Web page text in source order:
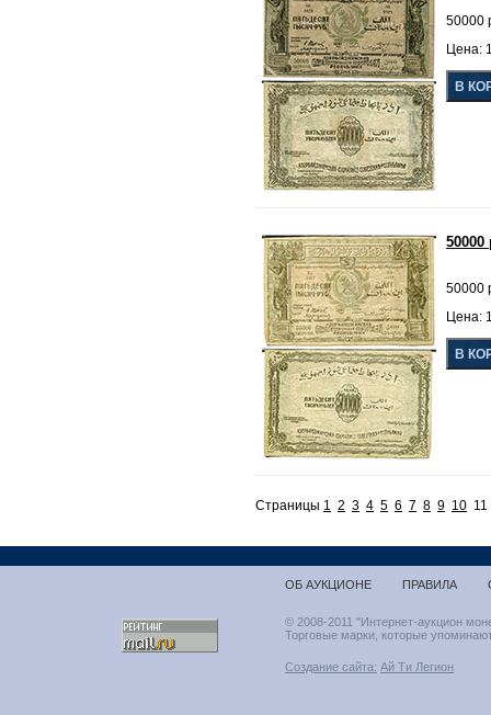
50000
Цена:
50000
50000
Цена:
Страницы 1 2 3 4 5 6 7 8 9 10
ОБ АУКЦИОНЕ ПРАВИЛА
© 2008-2011 "Интернет-аукцион
Торговые марки, которые
Создание сайта: Ай Ти Легион